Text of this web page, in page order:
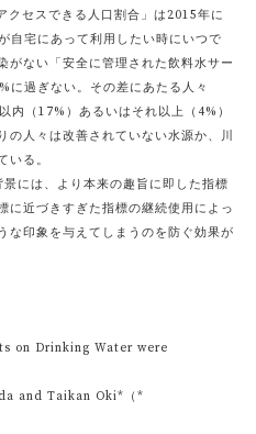
セスできる人口割合」は2015年に
自宅にあって利用したい時にいつで
がない「安全に管理された飲料水サー
に過ぎない。その差にあたる人々
内（17%）あるいはそれ以上（4%）
人々は改善されていない水源か、川
いる。
には、より本来の趣旨に即した指標
に近づきすぎた指標の継続使用によっ
な印象を与えてしまうのを防ぐ効果が
on Drinking Water were
and Taikan Oki*（*